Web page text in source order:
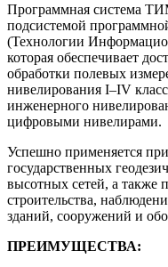
Программная система
подсистемой
(Технологии
которая обеспечивает
обработки полевых
нивелирования I–IV
инженерного
цифровыми нивелирами.
Успешно применяется
государственных
высотных сетей, а также
строительства,
зданий, сооружений и
ПРЕИМУЩЕСТВА: